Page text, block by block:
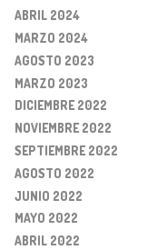
ABRIL 2024
MARZO 2024
AGOSTO 2023
MARZO 2023
DICIEMBRE 2022
NOVIEMBRE 2022
SEPTIEMBRE 2022
AGOSTO 2022
JUNIO 2022
MAYO 2022
ABRIL 2022